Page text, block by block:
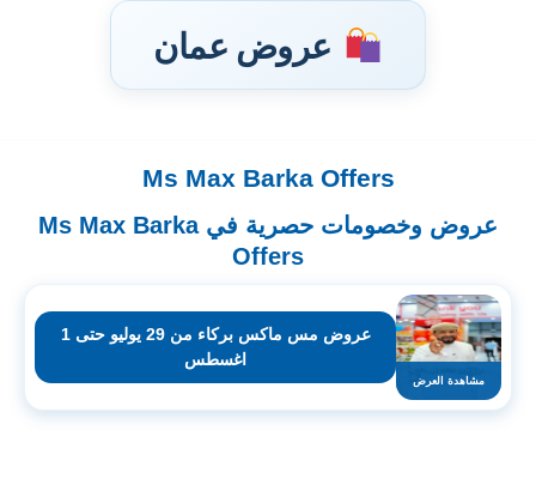
عروض عمان
إلى
Ms Max Barka Offers
عروض وخصومات حصرية في Ms Max Barka
Offers
مشاهدة العرض
عروض مس ماكس بركاء من 29 يوليو حتى 1
اغسطس